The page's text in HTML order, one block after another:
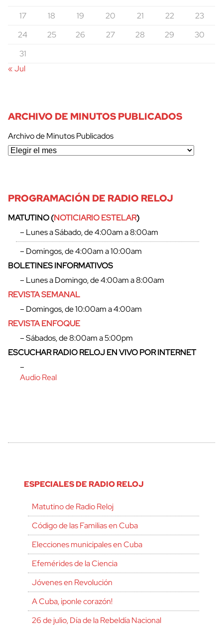
cerrar
17
18 19 20 21 22
23
24
25 26 27 28 29
30
31
« Jul
ARCHIVO DE MINUTOS PUBLICADOS
Archivo de Minutos Publicados
PROGRAMACIÓN DE RADIO RELOJ
MATUTINO (NOTICIARIO ESTELAR)
– Lunes a Sábado, de 4:00am a 8:00am
– Domingos, de 4:00am a 10:00am
BOLETINES INFORMATIVOS
– Lunes a Domingo, de 4:00am a 8:00am
REVISTA SEMANAL
– Domingos, de 10:00am a 4:00am
REVISTA ENFOQUE
– Sábados, de 8:00am a 5:00pm
ESCUCHAR RADIO RELOJ EN VIVO POR INTERNET
–
Audio Real
ESPECIALES DE RADIO RELOJ
Matutino de Radio Reloj
Código de las Familias en Cuba
Elecciones municipales en Cuba
Efemérides de la Ciencia
Jóvenes en Revolución
A Cuba, ¡ponle corazón!
26 de julio, Día de la Rebeldía Nacional